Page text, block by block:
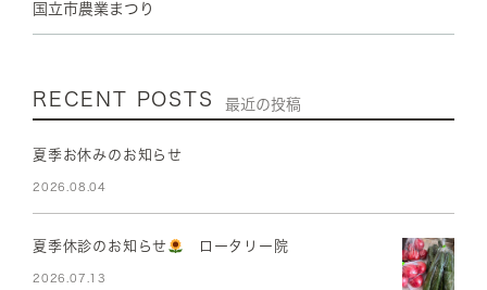
国立市農業まつり
RECENT POSTS 最近の投稿
夏季お休みのお知らせ
2026.08.04
夏季休診のお知らせ ロータリー院
2026.07.13